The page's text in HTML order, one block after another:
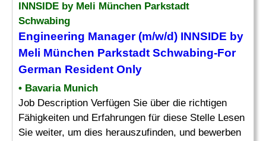
INNSIDE by Meli München Parkstadt
Schwabing
Engineering Manager(m/w/d) INNSIDE by
Meli München Parkstadt Schwabing-For
German Resident Only
• Bavaria Munich
Job Description Verfügen Sie über die richtigen
Fähigkeiten und Erfahrungen für diese Stelle Lesen
Sie weiter, um dies herauszufinden, und bewerben